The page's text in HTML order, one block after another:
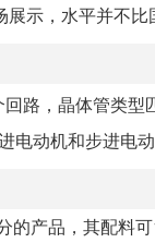
示，水平并不比
路，晶体管类型
电动机和步进电
产品，其配料